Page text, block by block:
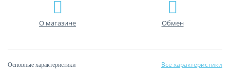
О магазине Обмен
Основные характеристики Все характеристики